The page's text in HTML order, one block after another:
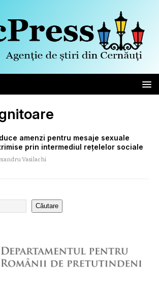
amenzi pentru mesaje sexuale
prin intermediul rețelelor sociale
Vasilachi
Căutare